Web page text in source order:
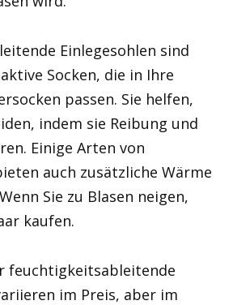
Einlegesohlen sind
Socken, die in Ihre
passen. Sie helfen,
indem sie Reibung und
Einige Arten von
auch zusätzliche Wärme
Sie zu Blasen neigen,
kaufen.
feuchtigkeitsableitende
im Preis, aber im